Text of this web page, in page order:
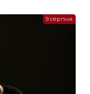
9 серпня